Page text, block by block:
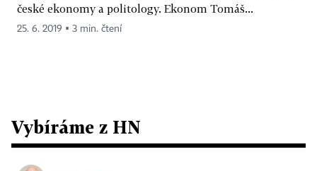
české ekonomy a politology. Ekonom Tomáš...
25. 6. 2019 ▪ 3 min. čtení
Vybíráme z HN